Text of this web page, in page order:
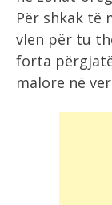
Për shkak të
vlen për tu
forta
malore në